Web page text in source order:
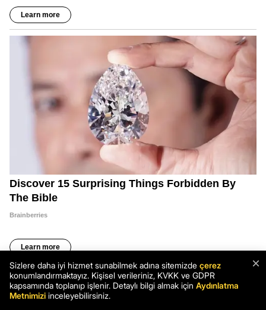
×
Sizlere daha iyi hizmet sunabilmek adına sitemizde çerez
konumlandırmaktayız. Kişisel verileriniz, KVKK ve GDPR
kapsamında toplanıp işlenir. Detaylı bilgi almak için Aydınlatma
Metnimizi inceleyebilirsiniz.